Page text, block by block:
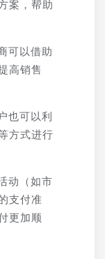
案，帮助
可以借助
高销售
也可以利
方式进行
动（如市
支付准
更加顺